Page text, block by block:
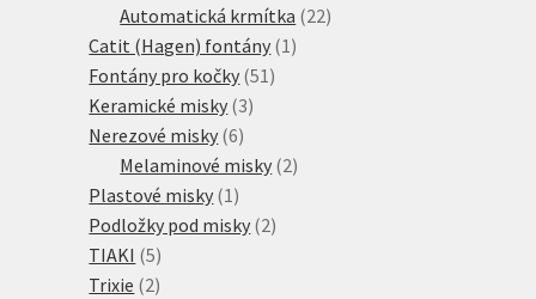
produktů
Automatická krmítka 2222
Catit (Hagen) fontány 1 1
Fontány pro kočky 51 51
Keramické misky 33
Nerezové misky 66
produktů
Melaminové misky 22
Plastové misky 1 1
produkt
Podložky pod misky 22
TIAKI 55
produktů
Trixie 22